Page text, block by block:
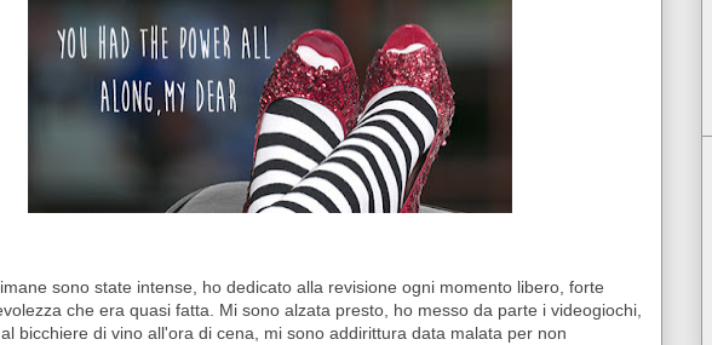
sono state intense, ho dedicato alla revisione ogni momento libero, forte
che era quasi fatta. Mi sono alzata presto, ho messo da parte i videogiochi,
bicchiere di vino all'ora di cena, mi sono addirittura data malata per non